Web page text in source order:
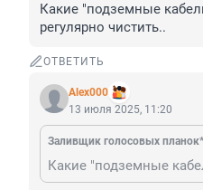
Какие "подземные
регулярно чистить..
ОТВЕТИТЬ
Alex000
13 июля 2025, 11:20
Заливщик голосовых